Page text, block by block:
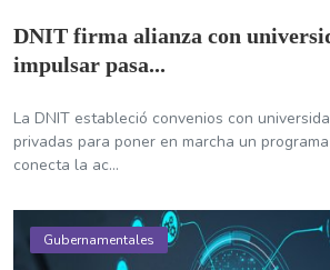
DNIT firma alianza con
impulsar pasa...
La DNIT estableció convenios con
privadas para poner en marcha un
conecta la ac...
Gubernamentales